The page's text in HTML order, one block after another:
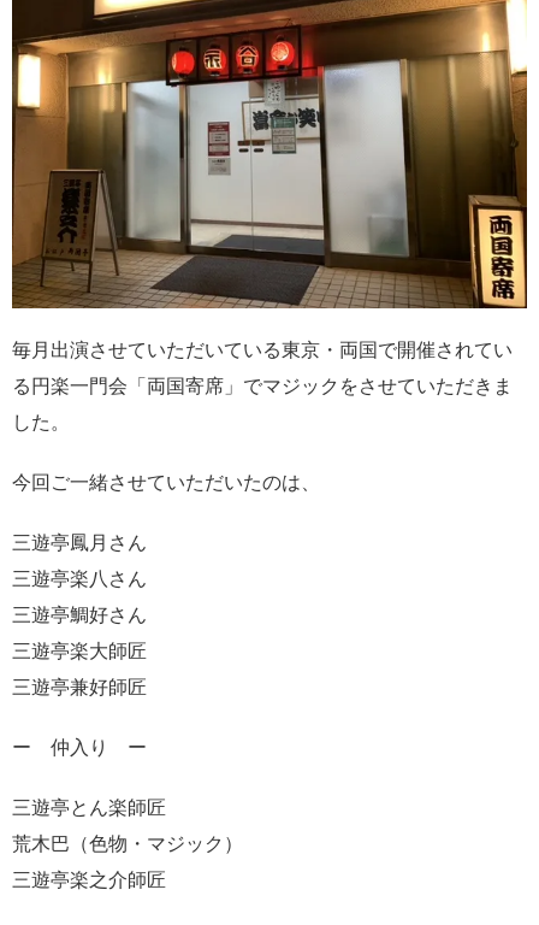
毎月出演させていただいている東京・両国で開催されてい
る円楽一門会「両国寄席」でマジックをさせていただきま
した。
今回ご一緒させていただいたのは、
三遊亭鳳月さん
三遊亭楽八さん
三遊亭鯛好さん
三遊亭楽大師匠
三遊亭兼好師匠
ー 仲入り ー
三遊亭とん楽師匠
荒木巴（色物・マジック）
三遊亭楽之介師匠